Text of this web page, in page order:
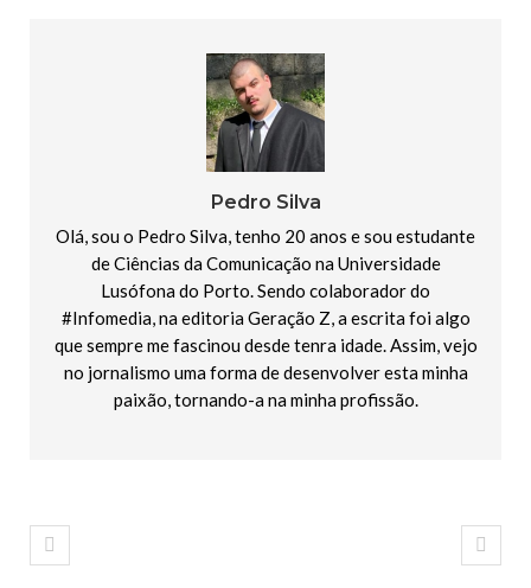
Pedro Silva
Olá, sou o Pedro Silva, tenho 20 anos e sou estudante
de Ciências da Comunicação na Universidade
Lusófona do Porto. Sendo colaborador do
#Infomedia, na editoria Geração Z, a escrita foi algo
que sempre me fascinou desde tenra idade. Assim, vejo
no jornalismo uma forma de desenvolver esta minha
paixão, tornando-a na minha profissão.